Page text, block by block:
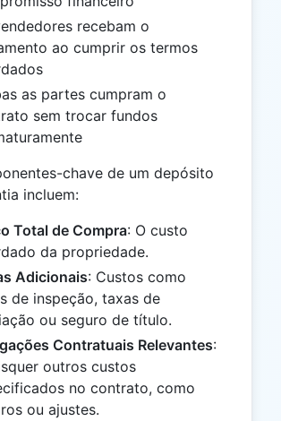
recebam o
ao cumprir os termos
as partes cumpram o
sem trocar fundos
chave de um depósito
incluem:
Total de Compra: O custo
da propriedade.
Adicionais: Custos como
de inspeção, taxas de
ou seguro de título.
Contratuais Relevantes:
outros custos
no contrato, como
ou ajustes.